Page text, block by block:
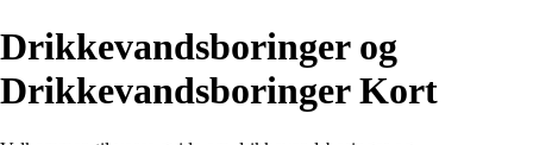
Drikkevandsboringer og
Drikkevandsboringer Kort